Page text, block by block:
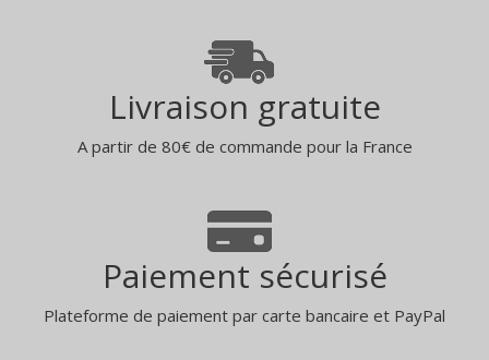
Livraison gratuite
A partir de 80€ de commande pour la France
Paiement sécurisé
Plateforme de paiement par carte bancaire et PayPal